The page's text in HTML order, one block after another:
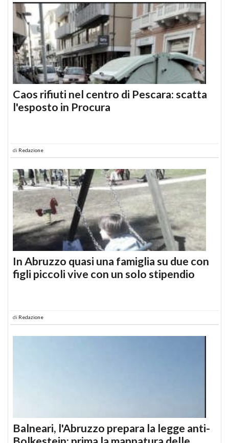
Caos rifiuti nel centro di Pescara: scatta
l'esposto in Procura
di Redazione
In Abruzzo quasi una famiglia su due con
figli piccoli vive con un solo stipendio
di Redazione
Balneari, l'Abruzzo prepara la legge anti-